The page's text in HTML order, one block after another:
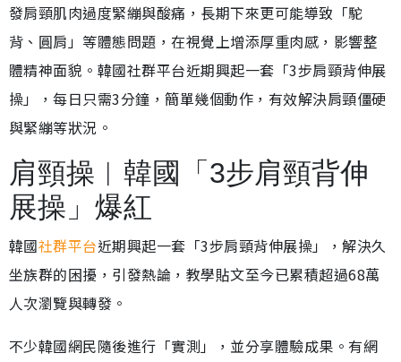
發肩頸肌肉過度緊繃與酸痛，長期下來更可能導致「駝
背、圓肩」等體態問題，在視覺上增添厚重肉感，影響整
體精神面貌。韓國社群平台近期興起一套「3步肩頸背伸展
操」，每日只需3分鐘，簡單幾個動作，有效解決肩頸僵硬
與緊繃等狀況。
肩頸操︱韓國「3步肩頸背伸
展操」爆紅
韓國社群平台近期興起一套「3步肩頸背伸展操」，解決久
坐族群的困擾，引發熱論，教學貼文至今已累積超過68萬
人次瀏覽與轉發。
不少韓國網民隨後進行「實測」，並分享體驗成果。有網